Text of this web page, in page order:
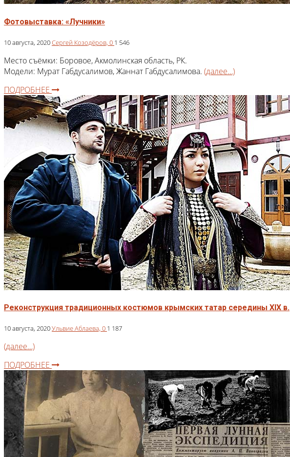
Фотовыставка: «Лучники»
10 августа, 2020Сергей Козодёров, 0 1 546
Место съёмки: Боровое, Акмолинская область, РК.
Модели: Мурат Габдусалимов, Жаннат Габдусалимова. (далее…)
ПОДРОБНЕЕ
Реконструкция традиционных костюмов крымских татар середины XIX в.
10 августа, 2020Ульвие Аблаева, 0 1 187
(далее…)
ПОДРОБНЕЕ